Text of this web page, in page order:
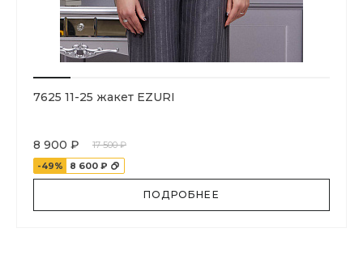
7625 11-25 жакет EZURI
8 900 ₽
17 500 ₽
-49%
8 600 ₽
ПОДРОБНЕЕ